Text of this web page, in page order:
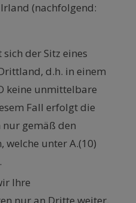
(nachfolgend:
der Sitz eines
d.h. in einem
keine unmittelbare
Fall erfolgt die
gemäß den
welche unter A.(10)
Ihre